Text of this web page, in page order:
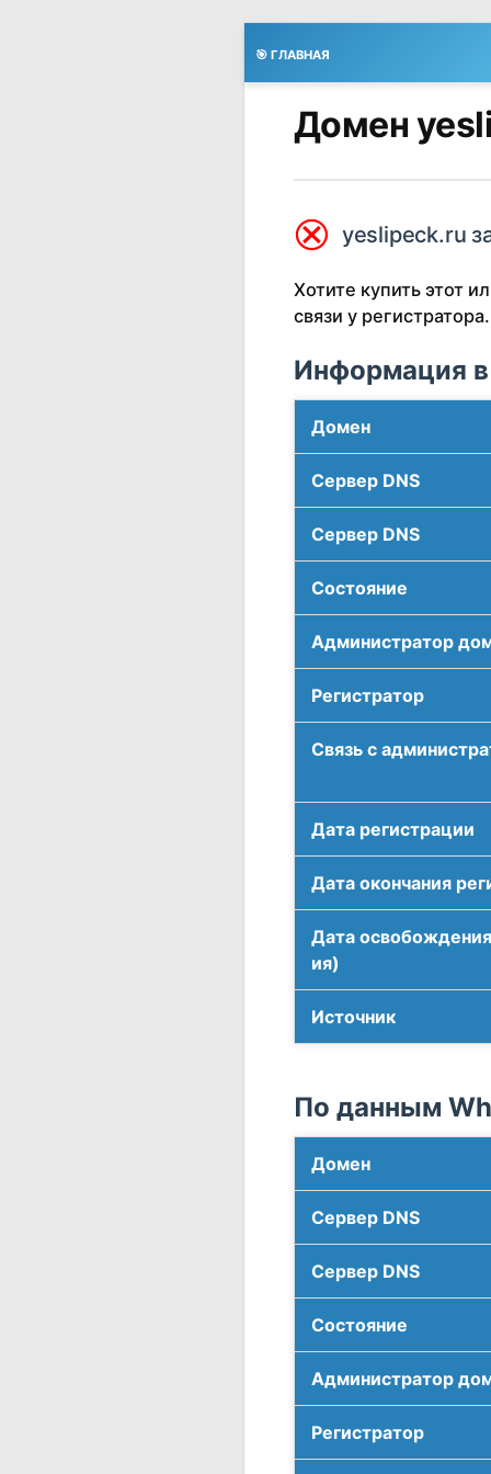
🎯 ГЛАВНАЯ
Домен
⮿ yeslipeck.ru
Хотите купить этот
связи у регистратора.
Информация в
Домен
Сервер DNS
Сервер DNS
Соcтояние
Администратор
Регистратор
Связь с
Дата регистрации
Дата окончания
Дата
ия)
Источник
По данным
Домен
Сервер DNS
Сервер DNS
Соcтояние
Администратор
Регистратор